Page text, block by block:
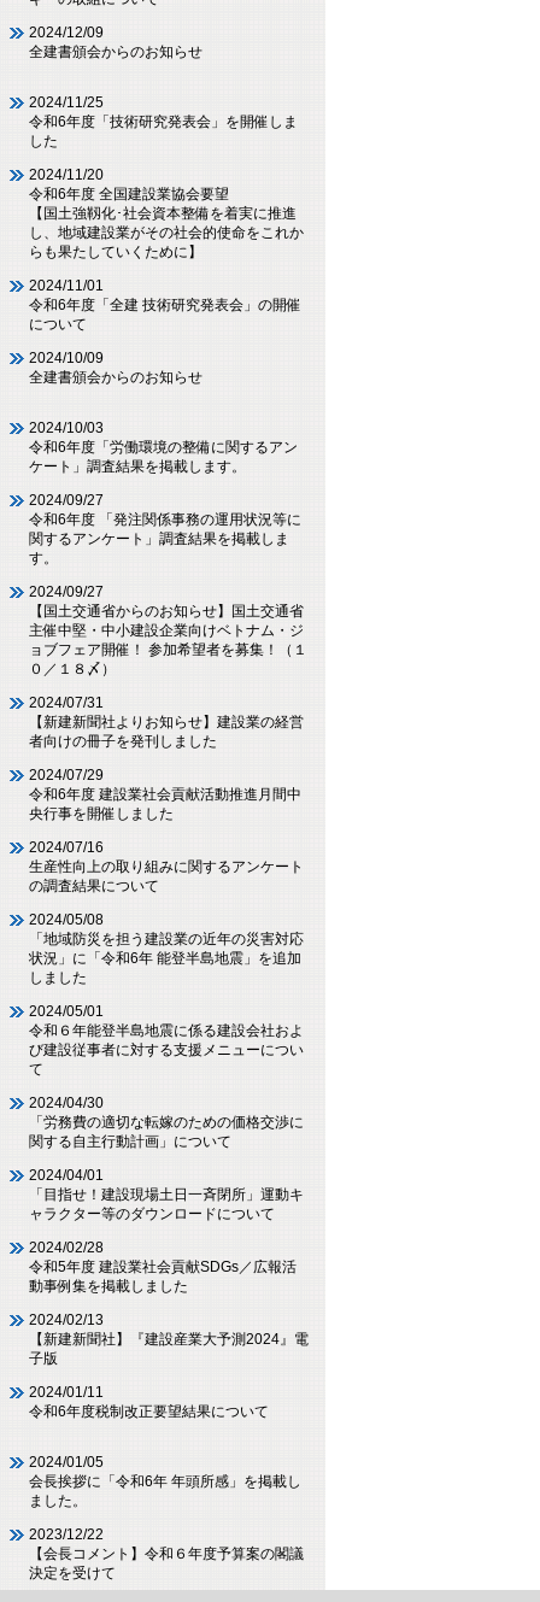
2024/12/09
全建書頒会からのお知らせ
2024/11/25
令和6年度「技術研究発表会」を開催しま
した
2024/11/20
令和6年度 全国建設業協会要望
【国土強靱化･社会資本整備を着実に推進
し、地域建設業がその社会的使命をこれか
らも果たしていくために】
2024/11/01
令和6年度「全建 技術研究発表会」の開催
について
2024/10/09
全建書頒会からのお知らせ
2024/10/03
令和6年度「労働環境の整備に関するアン
ケート」調査結果を掲載します。
2024/09/27
令和6年度 「発注関係事務の運用状況等に
関するアンケート」調査結果を掲載しま
す。
2024/09/27
【国土交通省からのお知らせ】国土交通省
主催中堅・中小建設企業向けベトナム・ジ
ョブフェア開催！ 参加希望者を募集！（１
０／１８〆）
2024/07/31
【新建新聞社よりお知らせ】建設業の経営
者向けの冊子を発刊しました
2024/07/29
令和6年度 建設業社会貢献活動推進月間中
央行事を開催しました
2024/07/16
生産性向上の取り組みに関するアンケート
の調査結果について
2024/05/08
「地域防災を担う建設業の近年の災害対応
状況」に「令和6年 能登半島地震」を追加
しました
2024/05/01
令和６年能登半島地震に係る建設会社およ
び建設従事者に対する支援メニューについ
て
2024/04/30
「労務費の適切な転嫁のための価格交渉に
関する自主行動計画」について
2024/04/01
「目指せ！建設現場土日一斉閉所」運動キ
ャラクター等のダウンロードについて
2024/02/28
令和5年度 建設業社会貢献SDGs／広報活
動事例集を掲載しました
2024/02/13
【新建新聞社】『建設産業大予測2024』電
子版
2024/01/11
令和6年度税制改正要望結果について
2024/01/05
会長挨拶に「令和6年 年頭所感」を掲載し
ました。
2023/12/22
【会長コメント】令和６年度予算案の閣議
決定を受けて